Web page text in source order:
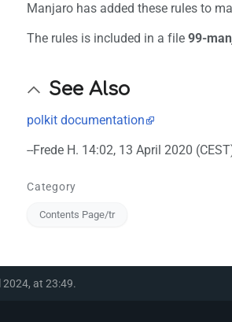
Manjaro has added these rules to
The rules is included in a file 99-
See Also
polkit documentation
--Frede H. 14:02, 13 April 2020
Category
Contents Page/tr
at 23:49.